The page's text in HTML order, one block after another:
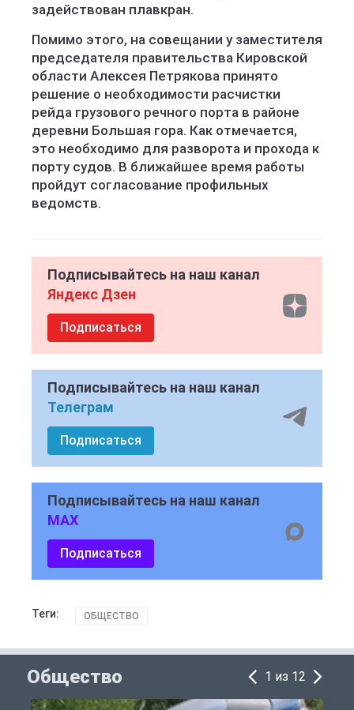
задействован плавкран.
Помимо этого, на совещании у заместителя
председателя правительства Кировской
области Алексея Петрякова принято
решение о необходимости расчистки
рейда грузового речного порта в районе
деревни Большая гора. Как отмечается,
это необходимо для разворота и прохода к
порту судов. В ближайшее время работы
пройдут согласование профильных
ведомств.
Подписывайтесь на наш канал
Яндекс Дзен
Подписаться
Подписывайтесь на наш канал
Телеграм
Подписаться
Подписывайтесь на наш канал
MAX
Подписаться
Теги: ОБЩЕСТВО
Общество 1 из 12